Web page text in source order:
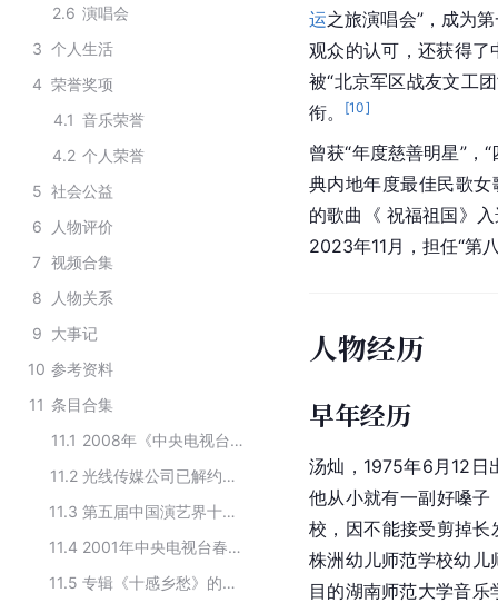
2.6 演唱会
3 个人生活
4 荣誉奖项
4.1 音乐荣誉
4.2 个人荣誉
5 社会公益
6
人物评价
7 视频合集
8
人物关系
9 大事记
10 参考资料
11 条目合集
11.1
2008年《中央电视台新春公益晚会》主要演员
11.2
光线传媒公司已解约艺人
11.3
第五届中国演艺界十大孝子
11.4
2001年中央电视台春节联欢晚会的主要演员
11.5
专辑《十感乡愁》的主创人员
运之旅演唱会”，成为
观众的认可，还获得
被“北京军区战友文工
衔。
[10]
曾获“年度慈善明星”，
典内地年度最佳民歌
的歌曲《 祝福祖国》入
2023年11月，担任“第
人物经历
早年经历
汤灿，1975年6月12日
他从小就有一副好嗓
校，因不能接受剪掉
株洲幼儿师范学校幼儿
目的湖南师范大学音